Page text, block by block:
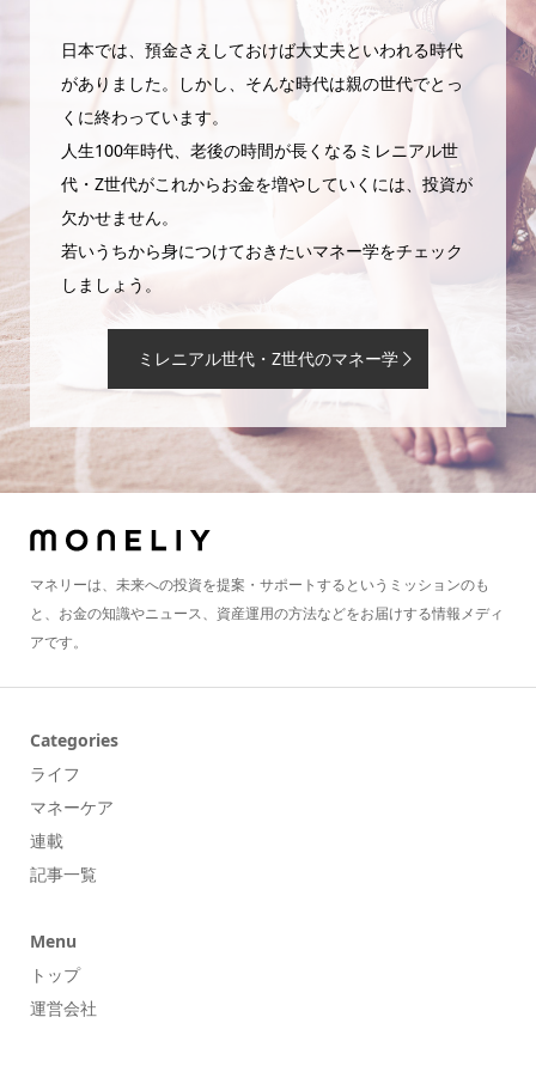
日本では、預金さえしておけば大丈夫といわれる時代
がありました。しかし、そんな時代は親の世代でとっ
くに終わっています。
人生100年時代、老後の時間が長くなるミレニアル世
代・Z世代がこれからお金を増やしていくには、投資が
欠かせません。
若いうちから身につけておきたいマネー学をチェック
しましょう。
ミレニアル世代・Z世代のマネー学
マネリーは、未来への投資を提案・サポートするというミッションのも
と、お金の知識やニュース、資産運用の方法などをお届けする情報メディ
アです。
Categories
ライフ
マネーケア
連載
記事一覧
Menu
トップ
運営会社